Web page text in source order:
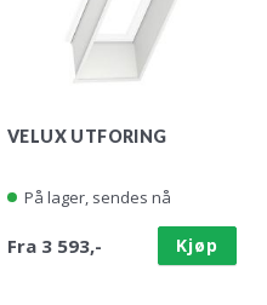
VELUX UTFORING
På lager, sendes nå
Fra 3 593,- Kjøp